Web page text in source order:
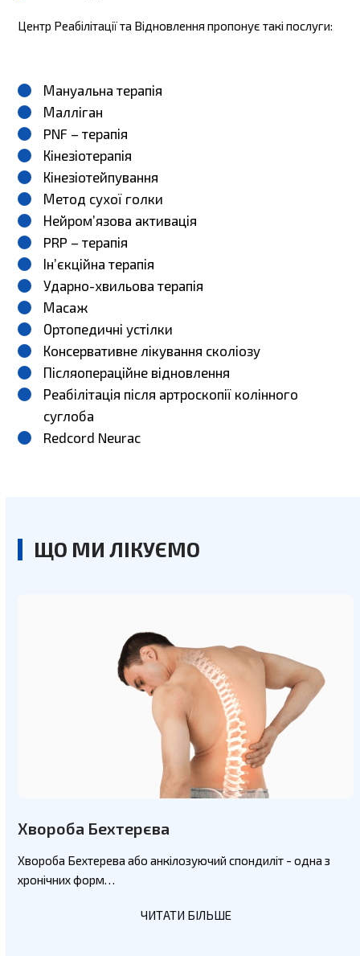
Центр Реабілітації та Відновлення пропонує такі послуги:
Мануальна терапія
Малліган
PNF – терапія
Кінезіотерапія
Кінезіотейпування
Метод сухої голки
Нейром’язова активація
PRP – терапія
Ін’єкційна терапія
Ударно-хвильова терапія
Масаж
Ортопедичні устілки
Консервативне лікування сколіозу
Післяопераційне відновлення
Реабілітація після артроскопії колінного
суглоба
Redcord Neurac
ЩО МИ ЛІКУЄМО
buttons
Хвороба Бехтерєва
Хвороба Бехтерева або анкілозуючий спондиліт - одна з
хронічних форм…
ЧИТАТИ БІЛЬШЕ